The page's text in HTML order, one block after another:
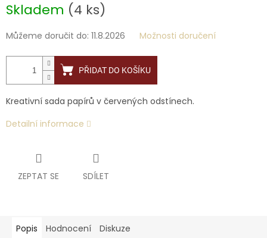
Skladem (4 ks)
Můžeme doručit do: 11.8.2026 Možnosti doručení
PŘIDAT DO KOŠÍKU
Kreativní sada papírů v červených odstínech.
Detailní informace
ZEPTAT SE SDÍLET
Popis Hodnocení Diskuze